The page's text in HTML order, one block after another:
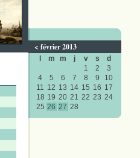
< février 2013
m m j v s
d
1
2
3
4
5 6 7 8 9
10
11 12 13 14 15 16 17
18 19 20 21 22 23 24
25 26 27 28